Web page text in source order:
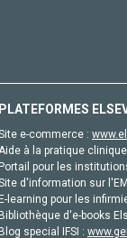
PLATEFORMES
e-commerce :
Aide à la pratique
Portail pour les
d'information sur
E-learning pour les
Bibliothèque d'e-books
Blog special IFSI :